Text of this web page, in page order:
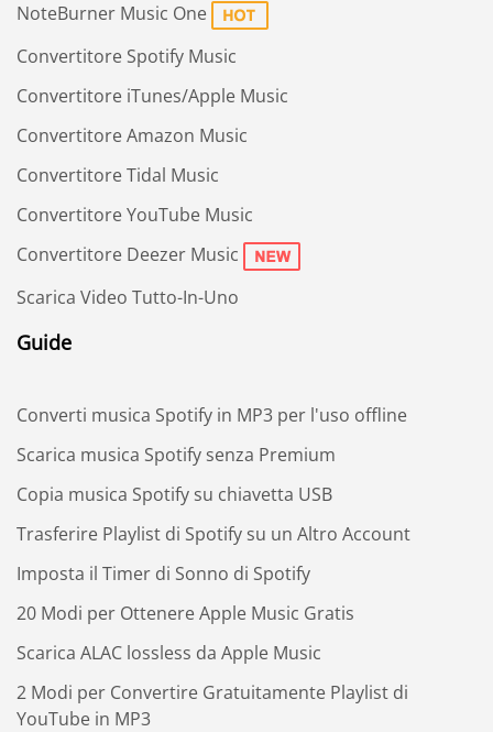
NoteBurner Music One
Convertitore Spotify Music
Convertitore iTunes/Apple Music
Convertitore Amazon Music
Convertitore Tidal Music
Convertitore YouTube Music
Convertitore Deezer Music
Scarica Video Tutto-In-Uno
Guide
Converti musica Spotify in MP3 per l'uso offline
Scarica musica Spotify senza Premium
Copia musica Spotify su chiavetta USB
Trasferire Playlist di Spotify su un Altro Account
Imposta il Timer di Sonno di Spotify
20 Modi per Ottenere Apple Music Gratis
Scarica ALAC lossless da Apple Music
2 Modi per Convertire Gratuitamente Playlist di
YouTube in MP3